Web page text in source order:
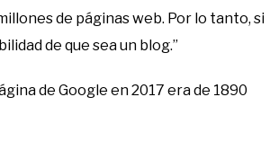
de páginas web. Por lo tanto, si
de que sea un blog.”
de Google en 2017 era de 1890